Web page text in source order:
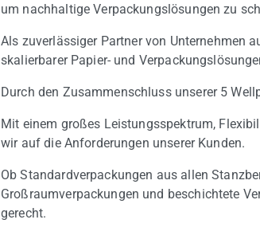
um nachhaltige Verpackungslösungen zu
Als zuverlässiger Partner von Unternehmen
skalierbarer Papier- und
Durch den Zusammenschluss unserer 5
Mit einem großes Leistungsspektrum,
wir auf die Anforderungen unserer Kunden.
Ob Standardverpackungen aus allen
Großraumverpackungen und beschichtete
gerecht.